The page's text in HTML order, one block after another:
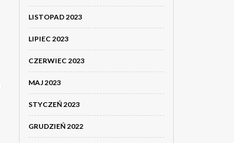
LISTOPAD 2023
LIPIEC 2023
CZERWIEC 2023
MAJ 2023
STYCZEŃ 2023
GRUDZIEŃ 2022